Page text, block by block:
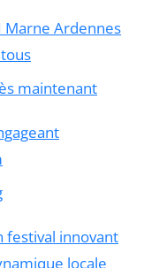
Marne Ardennes
maintenant
festival innovant
locale